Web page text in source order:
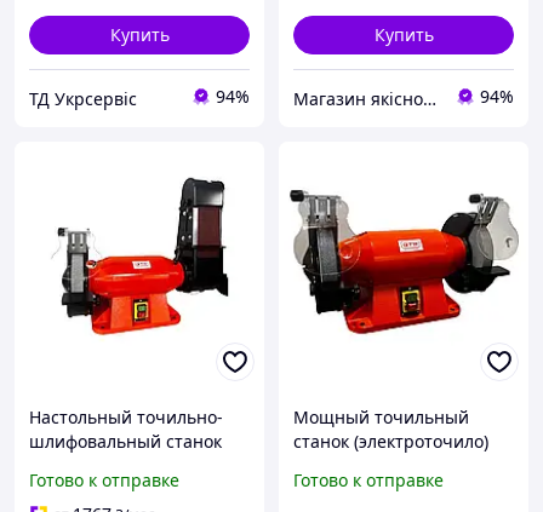
Купить
ТД Укрсервіс 94%
Купить
Магазин якісного інструменту Tools Shop 24/7 94%
Настольный точильно-
шлифовальный станок
MDB100/200HD 900 Вт 200
Готово к отправке
Мощный точильный
станок (электроточило)
круг 250 мм, 2950 об/мин,
Готово к отправке